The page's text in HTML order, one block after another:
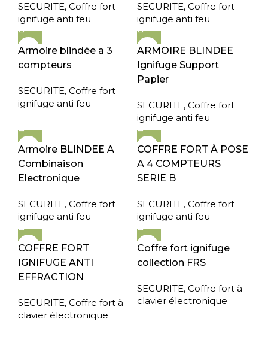
SECURITE, Coffre fort
ignifuge anti feu
SECURITE, Coffre fort
ignifuge anti feu
Armoire blindée a 3
compteurs
SECURITE, Coffre fort
ignifuge anti feu
ARMOIRE BLINDEE
Ignifuge Support
Papier
SECURITE, Coffre fort
ignifuge anti feu
Armoire BLINDEE A
Combinaison
Electronique
SECURITE, Coffre fort
ignifuge anti feu
COFFRE FORT À POSE
A 4 COMPTEURS
SERIE B
SECURITE, Coffre fort
ignifuge anti feu
COFFRE FORT
IGNIFUGE ANTI
EFFRACTION
SECURITE, Coffre fort à
clavier électronique
Coffre fort ignifuge
collection FRS
SECURITE, Coffre fort à
clavier électronique